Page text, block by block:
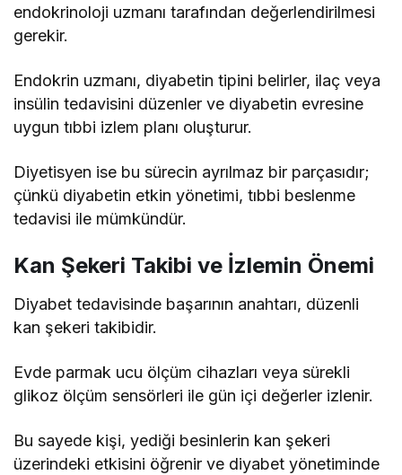
endokrinoloji uzmanı tarafından değerlendirilmesi
gerekir.
Endokrin uzmanı, diyabetin tipini belirler, ilaç veya
insülin tedavisini düzenler ve diyabetin evresine
uygun tıbbi izlem planı oluşturur.
Diyetisyen ise bu sürecin ayrılmaz bir parçasıdır;
çünkü diyabetin etkin yönetimi, tıbbi beslenme
tedavisi ile mümkündür.
Kan Şekeri Takibi ve İzlemin Önemi
Diyabet tedavisinde başarının anahtarı, düzenli
kan şekeri takibidir.
Evde parmak ucu ölçüm cihazları veya sürekli
glikoz ölçüm sensörleri ile gün içi değerler izlenir.
Bu sayede kişi, yediği besinlerin kan şekeri
üzerindeki etkisini öğrenir ve diyabet yönetiminde